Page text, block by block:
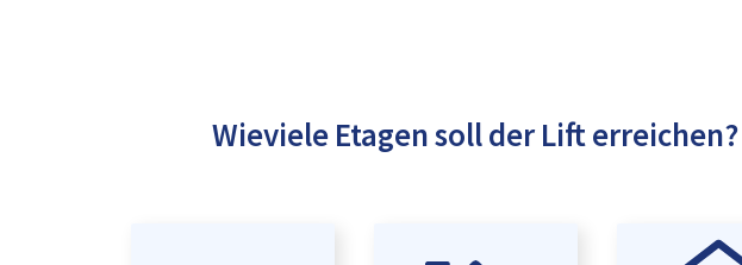
Wieviele Etagen soll der Lift erreichen?